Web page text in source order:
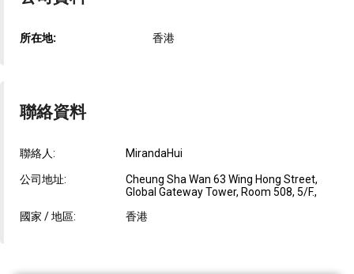
所在地: 香港
聯絡資料
聯絡人: MirandaHui
公司地址:
Cheung Sha Wan 63 Wing Hong Street,
Global Gateway Tower, Room 508, 5/F.,
國家 / 地區:
香港